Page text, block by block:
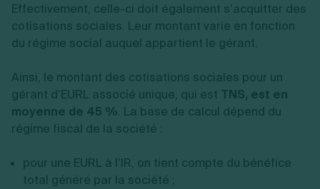
Effectivement, celle-ci doit également s’acquitter des
cotisations sociales. Leur montant varie en fonction
du régime social auquel appartient le gérant.
Ainsi, le montant des cotisations sociales pour un
gérant d’EURL associé unique, qui est TNS, est en
moyenne de 45 %. La base de calcul dépend du
régime fiscal de la société :
pour une EURL à l’IR, on tient compte du bénéfice
total généré par la société ;